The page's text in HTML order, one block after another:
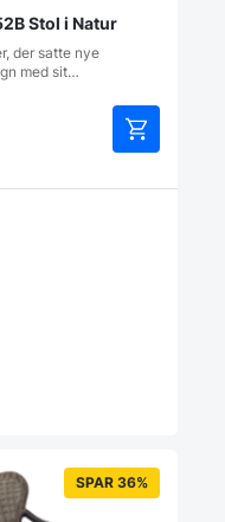
Stol i Natur
der satte nye
med sit…
SPAR 36%